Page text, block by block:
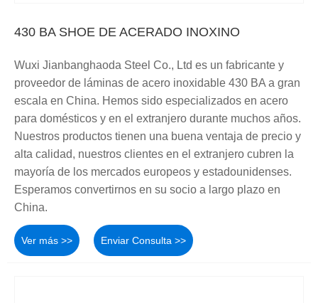
430 BA SHOE DE ACERADO INOXINO
Wuxi Jianbanghaoda Steel Co., Ltd es un fabricante y
proveedor de láminas de acero inoxidable 430 BA a gran
escala en China. Hemos sido especializados en acero
para domésticos y en el extranjero durante muchos años.
Nuestros productos tienen una buena ventaja de precio y
alta calidad, nuestros clientes en el extranjero cubren la
mayoría de los mercados europeos y estadounidenses.
Esperamos convertirnos en su socio a largo plazo en
China.
Ver más >> Enviar Consulta >>